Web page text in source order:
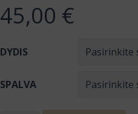
45,00 €
DYDIS
SPALVA